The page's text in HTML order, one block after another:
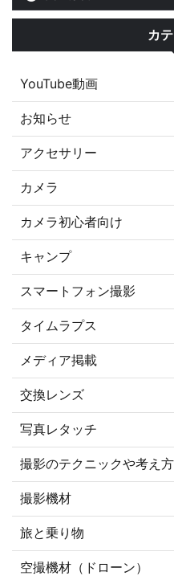
カ
YouTube動画
お知らせ
アクセサリー
カメラ
カメラ初心者向け
キャンプ
スマートフォン撮影
タイムラプス
メディア掲載
交換レンズ
写真レタッチ
撮影のテクニックや考え方
撮影機材
旅と乗り物
空撮機材（ドローン）